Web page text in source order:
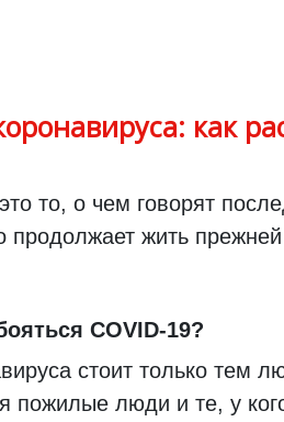
как
то, о чем говорят
продолжает жить
COVID-19?
стоит только тем
пожилые люди и те, у